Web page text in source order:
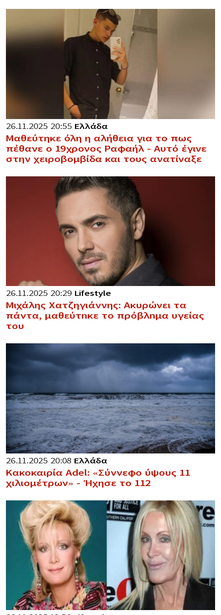
26.11.2025 20:55 Ελλάδα
Μαθεύτηκε όλη η αλήθεια για το πως
πέθανε ο 19χρονος Ραφαήλ – Αυτό έγινε
στην χειροβομβίδα και τους ανατίναξε
26.11.2025 20:29 Lifestyle
Μιχάλης Χατζηγιάννης: Ακυρώνει τα
πάντα, μαθεύτnκε το πρόβλnμα υγείας
του
26.11.2025 20:08 Ελλάδα
Κακοκαιρία Adel: «Σύννεφο ύψους 11
χιλιομέτρων» – Ήχησε το 112